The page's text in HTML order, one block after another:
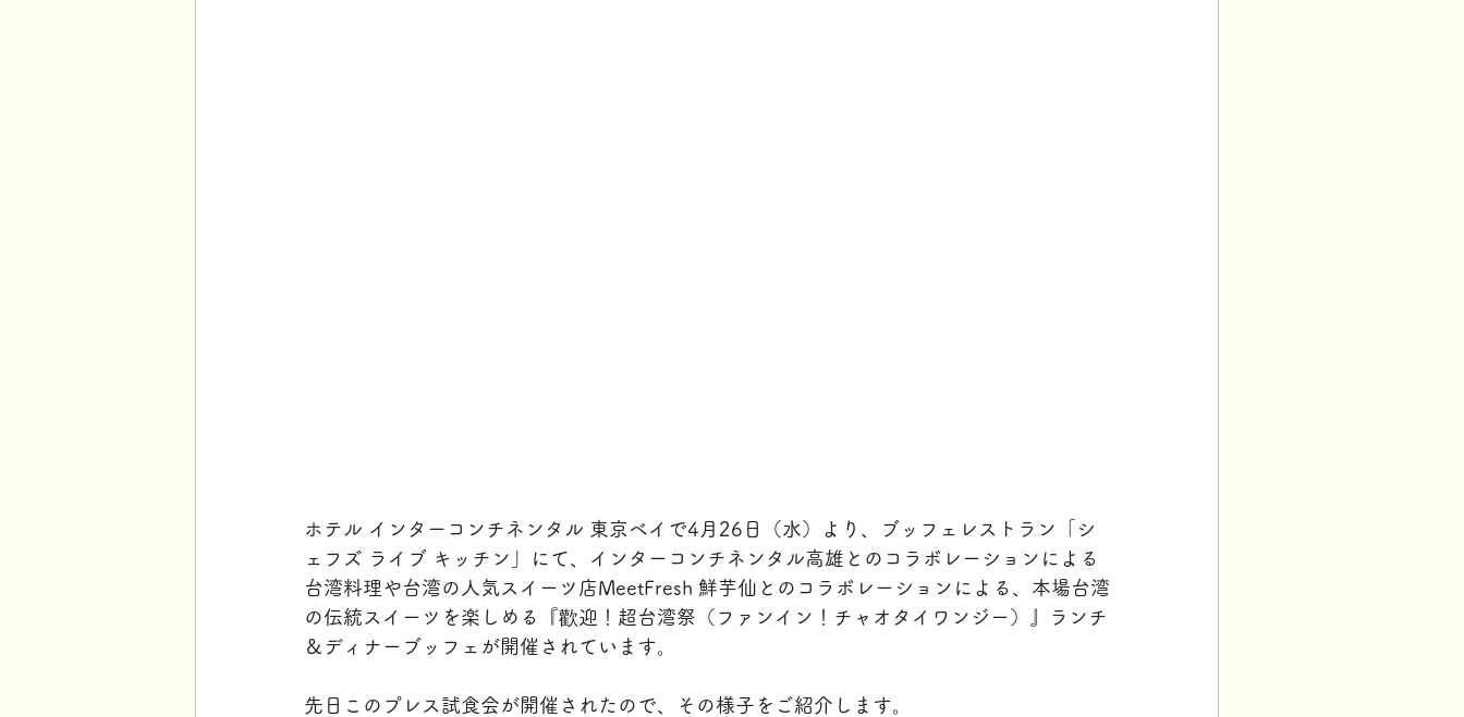
ホテル インターコンチネンタル 東京ベイで4月26日（水）より、ブッフェレストラン「シ
ェフズ ライブ キッチン」にて、インターコンチネンタル高雄とのコラボレーションによる
台湾料理や台湾の人気スイーツ店MeetFresh 鮮芋仙とのコラボレーションによる、本場台湾
の伝統スイーツを楽しめる『歡迎！超台湾祭（ファンイン！チャオタイワンジー）』ランチ
＆ディナーブッフェが開催されています。
先日このプレス試食会が開催されたので、その様子をご紹介します。